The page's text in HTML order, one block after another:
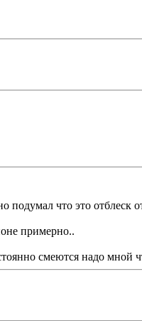
что это отблеск
примерно..
смеются надо мной